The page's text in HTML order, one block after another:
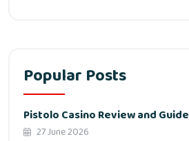
Popular Posts
Pistolo Casino Review and Guide
27 June 2026